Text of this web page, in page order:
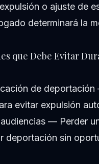
o ajuste de
determinará la
que Debe Evitar
de
evitar expulsión
— Perder
deportación sin